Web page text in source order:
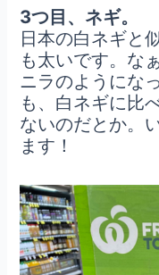
3つ目、ネギ。
日本の白ネギと
も太いです。な
ニラのようにな
も、白ネギに比
ないのだとか。
ます！